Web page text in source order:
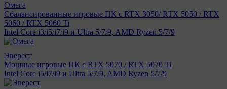
Омега
Сбалансированные игровые ПК с RTX 3050/ RTX 5050 / RTX
5060 / RTX 5060 Ti
Intel Core i3/i5/i7/i9 и Ultra 5/7/9, AMD Ryzen 5/7/9
Эверест
Мощные игровые ПК с RTX 5070 / RTX 5070 Ti
Intel Core i5/i7/i9 и Ultra 5/7/9, AMD Ryzen 5/7/9